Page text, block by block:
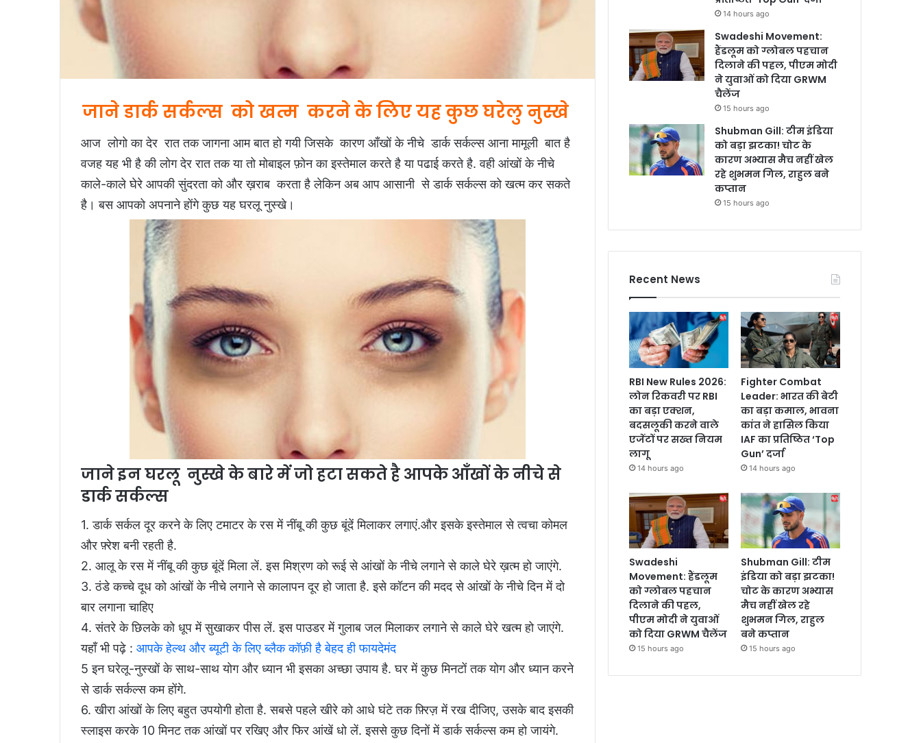
जाने डार्क सर्कल्स को खत्म करने के लिए यह कुछ घरेलु नुस्खे
आज लोगो का देर रात तक जागना आम बात हो गयी जिसके कारण आँखों के नीचे डार्क सर्कल्स आना मामूली बात है
वजह यह भी है की लोग देर रात तक या तो मोबाइल फ़ोन का इस्तेमाल करते है या पढाई करते है. वही आंखों के नीचे
काले-काले घेरे आपकी सुंदरता को और ख़राब करता है लेकिन अब आप आसानी से डार्क सर्कल्स को खत्म कर सकते
है। बस आपको अपनाने होंगे कुछ यह घरलू नुस्खे।
जाने इन घरलू नुस्खे के बारे में जो हटा सकते है आपके आँखों के नीचे से
डार्क सर्कल्स
1. डार्क सर्कल दूर करने के लिए टमाटर के रस में नींबू की कुछ बूंदें मिलाकर लगाएं.और इसके इस्तेमाल से त्वचा कोमल
और फ़्रेश बनी रहती है.
2. आलू के रस में नींबू की कुछ बूंदें मिला लें. इस मिश्रण को रूई से आंखों के नीचे लगाने से काले घेरे ख़त्म हो जाएंगे.
3. ठंडे कच्चे दूध को आंखों के नीचे लगाने से कालापन दूर हो जाता है. इसे कॉटन की मदद से आंखों के नीचे दिन में दो
बार लगाना चाहिए
4. संतरे के छिलके को धूप में सुखाकर पीस लें. इस पाउडर में गुलाब जल मिलाकर लगाने से काले घेरे खत्म हो जाएंगे.
यहाँ भी पढ़े : आपके हेल्थ और ब्यूटी के लिए ब्लैक कॉफ़ी है बेहद ही फायदेमंद
5 इन घरेलू-नुस्खों के साथ-साथ योग और ध्यान भी इसका अच्छा उपाय है. घर में कुछ मिनटों तक योग और ध्यान करने
से डार्क सर्कल्स कम होंगे.
6. खीरा आंखों के लिए बहुत उपयोगी होता है. सबसे पहले खीरे को आधे घंटे तक फ़्रिज़ में रख दीजिए, उसके बाद इसकी
स्लाइस करके 10 मिनट तक आंखों पर रखिए और फिर आंखें धो लें. इससे कुछ दिनों में डार्क सर्कल्स कम हो जायंगे.
14 hours ago
Swadeshi Movement:
हैंडलूम को ग्लोबल पहचान
दिलाने की पहल, पीएम मोदी
ने युवाओं को दिया GRWM
चैलेंज
15 hours ago
Shubman Gill: टीम इंडिया
को बड़ा झटका! चोट के
कारण अभ्यास मैच नहीं खेल
रहे शुभमन गिल, राहुल बने
कप्तान
15 hours ago
Recent News
RBI New Rules 2026:
लोन रिकवरी पर RBI
का बड़ा एक्शन,
बदसलूकी करने वाले
एजेंटों पर सख्त नियम
लागू
14 hours ago
Fighter Combat
Leader: भारत की बेटी
का बड़ा कमाल, भावना
कांत ने हासिल किया
IAF का प्रतिष्ठित ‘Top
Gun’ दर्जा
14 hours ago
Swadeshi
Movement: हैंडलूम
को ग्लोबल पहचान
दिलाने की पहल,
पीएम मोदी ने युवाओं
को दिया GRWM चैलेंज
15 hours ago
Shubman Gill: टीम
इंडिया को बड़ा झटका!
चोट के कारण अभ्यास
मैच नहीं खेल रहे
शुभमन गिल, राहुल
बने कप्तान
15 hours ago